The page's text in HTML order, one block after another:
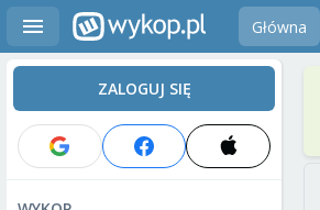
Główna
ZALOGUJ SIĘ